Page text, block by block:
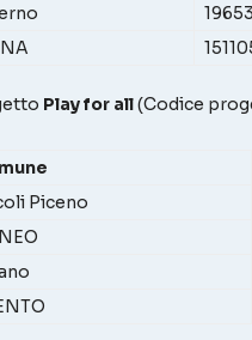
Play for all(Codice
Piceno